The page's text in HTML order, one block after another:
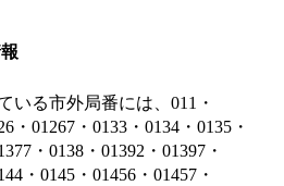
いる市外局番には、011・
・01267・0133・0134・0135・
・0138・01392・01397・
・0145・01456・01457・